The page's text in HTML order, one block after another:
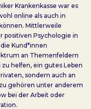
Krankenkasse war es
online als auch in
Mittlerweile
positiven Psychologie in
Kund*innen
an Themenfeldern
helfen, ein gutes Leben
sondern auch an
gehören unter anderem
bei der Arbeit oder